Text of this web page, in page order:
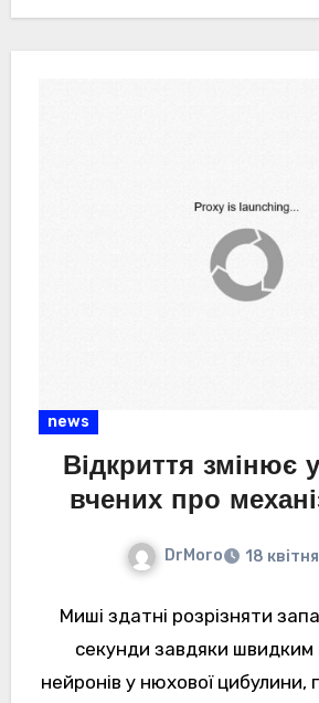
news
Відкриття змінює
вчених про
DrMoro 18
Миші здатні розрізняти
секунди завдяки швидким
нейронів у нюхової цибулини,